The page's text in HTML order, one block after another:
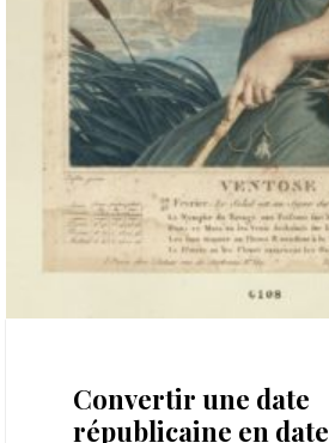
Convertir une date
républicaine en date